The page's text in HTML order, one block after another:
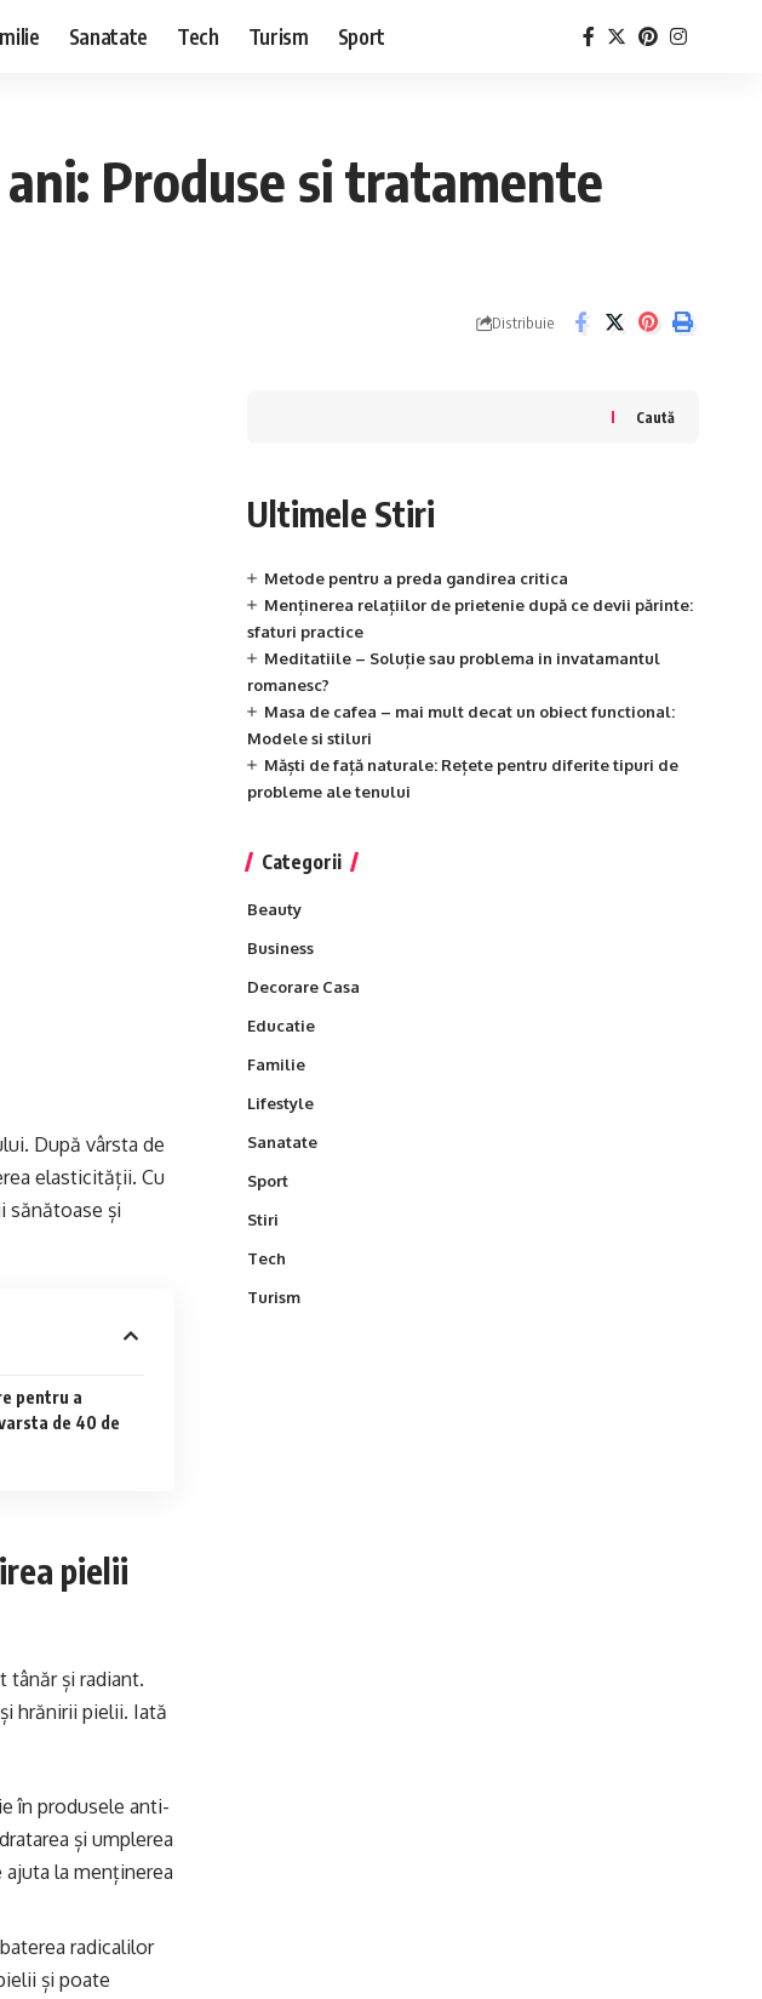
Sanatate Tech Turism Sport
Produse si tratamente
Distribuie
După vârsta de
elasticității. Cu
sănătoase și
pentru a
de 40 de
pielii
tânăr și radiant.
hrănirii pielii. Iată
în produsele anti-
și umplerea
la menținerea
radicalilor
și poate
Caută
Ultimele Stiri
Metode pentru a preda gandirea critica
Menținerea relațiilor de prietenie după ce devii părinte:
sfaturi practice
Meditatiile – Soluție sau problema in invatamantul
romanesc?
Masa de cafea – mai mult decat un obiect functional:
Modele si stiluri
Măști de față naturale: Rețete pentru diferite tipuri de
probleme ale tenului
Categorii
Beauty
Business
Decorare Casa
Educatie
Familie
Lifestyle
Sanatate
Sport
Stiri
Tech
Turism